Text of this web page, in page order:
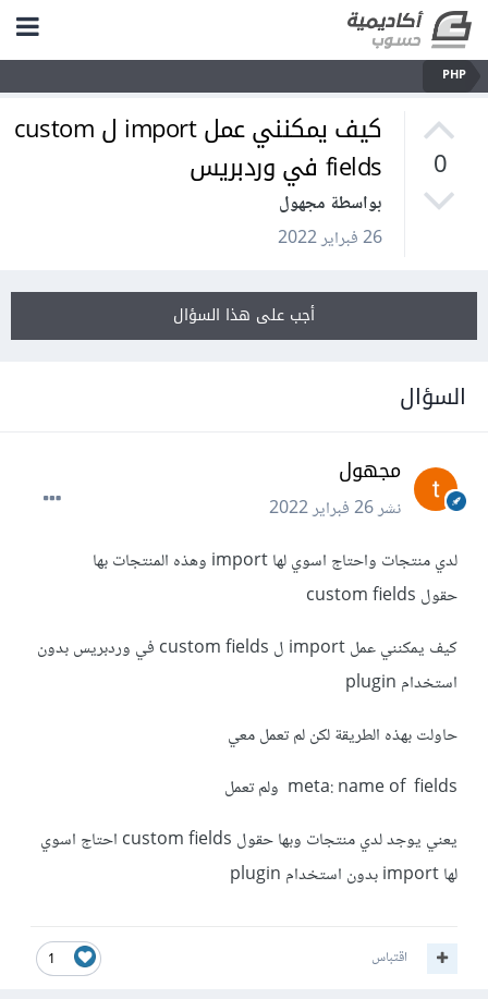
PHP
0
كيف يمكنني عمل import ل custom
fields في وردبريس
بواسطة مجهول
26 فبراير 2022
أجب على هذا السؤال
السؤال
مجهول
نشر26 فبراير 2022
لدي منتجات واحتاج اسوي لها import وهذه المنتجات بها
حقول custom fields
كيف يمكنني عمل import ل custom fields في وردبريس بدون
استخدام plugin
حاولت بهذه الطريقة لكن لم تعمل معي
meta: name of fields ولم تعمل
يعني يوجد لدي منتجات وبها حقول custom fields احتاج اسوي
لها import بدون استخدام plugin
1 اقتباس